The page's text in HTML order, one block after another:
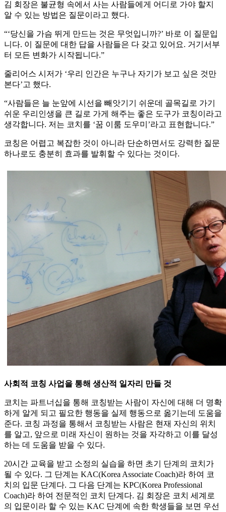
김 회장은 불균형 속에서 사는 사람들에게 어디로 가야 할지
알 수 있는 방법은 질문이라고 했다.
“‘당신을 가슴 뛰게 만드는 것은 무엇입니까?’ 바로 이 질문입
니다. 이 질문에 대한 답을 사람들은 다 갖고 있어요. 거기서부
터 모든 변화가 시작됩니다.”
줄리어스 시저가 ‘우리 인간은 누구나 자기가 보고 싶은 것만
본다’고 했다.
“사람들은 늘 눈앞에 시선을 빼앗기기 쉬운데 골목길로 가기
쉬운 우리인생을 큰 길로 가게 해주는 좋은 도구가 코칭이라고
생각합니다. 저는 코치를 ‘꿈 이룸 도우미’라고 표현합니다.”
코칭은 어렵고 복잡한 것이 아니라 단순하면서도 강력한 질문
하나로도 충분히 효과를 발휘할 수 있다는 것이다.
사회적 코칭 사업을 통해 생산적 일자리 만들 것
코치는 파트너십을 통해 코칭받는 사람이 자신에 대해 더 명확
하게 알게 되고 필요한 행동을 실제 행동으로 옮기는데 도움을
준다. 코칭 과정을 통해서 코칭받는 사람은 현재 자신의 위치
를 알고, 앞으로 미래 자신이 원하는 것을 자각하고 이를 달성
하는 데 도움을 받을 수 있다.
20시간 교육을 받고 소정의 실습을 하면 초기 단계의 코치가
될 수 있다. 그 단계는 KAC(Korea Associate Coach)라 하여 코
치의 입문 단계다. 그 다음 단계는 KPC(Korea Professional
Coach)라 하여 전문적인 코치 단계다. 김 회장은 코치 세계로
의 입문이라 할 수 있는 KAC 단계에 속한 학생들을 보면 우선